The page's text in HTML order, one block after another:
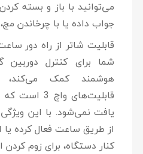
می‌توانید با باز و بسته
جواب داده یا با چرخاندن
شما برای کنترل
هوشمند کمک می‌کند،
قابلیت‌های
یافت نمی‌شود. با این
از طریق ساعت فعال کرده یا
کنار دستگاه، برای زوم کردن